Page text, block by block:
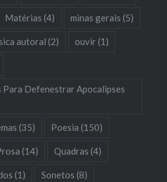
Matérias (4) minas gerais (5)
autoral (2) ouvir(1)
Para Defenestrar Apocalipses
(35) Poesia (150)
(14) Quadras (4)
(1) Sonetos (8)